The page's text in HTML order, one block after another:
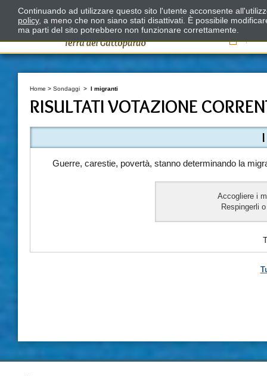
Il
Home > Sondaggi > I migranti
RISULTATI VOTAZIONE
Guerre, carestie, povertà, stanno determinando la
Accogliere i
Respingerli
Continuando ad utilizzare questo sito l'utente acconsente
policy, a meno che non siano stati disattivati. È possibile
ma parti del sito potrebbero non funzionare correttamente.